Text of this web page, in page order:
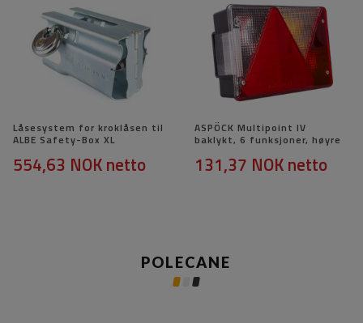
Låsesystem for kroklåsen til
ALBE Safety-Box XL
554,63 NOKnetto
ASPÖCK Multipoint IV
baklykt, 6 funksjoner, høyre
131,37 NOKnetto
POLECANE